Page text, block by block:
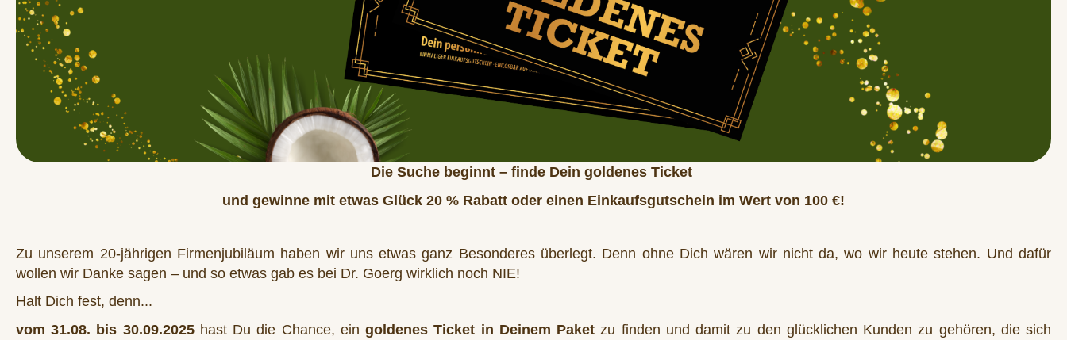
Die Suche beginnt – finde Dein goldenes Ticket
und gewinne mit etwas Glück 20 % Rabatt oder einen Einkaufsgutschein im Wert von 100 €!
Zu unserem 20-jährigen Firmenjubiläum haben wir uns etwas ganz Besonderes überlegt. Denn ohne Dich wären wir nicht da, wo wir heute stehen. Und dafür
wollen wir Danke sagen – und so etwas gab es bei Dr. Goerg wirklich noch NIE!
Halt Dich fest, denn...
vom 31.08. bis 30.09.2025hast Du die Chance, eingoldenes Ticket in Deinem Paket zu finden und damit zu den glücklichen Kunden zu gehören, die sich